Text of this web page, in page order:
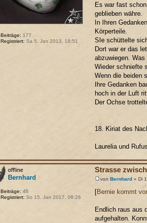
Es war fast
geblieben währe.
In Ihren
Körperteile.
SIe schüttelte
Dort war er das
abzuwiegen.
Wieder schniefte
Wenn die beiden
Ihre Gedanken
hoch in der Luft
Der Ochse
18. Kiriat des
Laurelia und
Beiträge: 177
Registriert: Sa 5. Jan 2013, 18:51
Strasse
von Bernhard» Di
[Bernie kommt
Endlich raus aus
aufgehalten.
Bernhard
Beiträge: 46
Registriert: So 15. Jan 2017, 06:26